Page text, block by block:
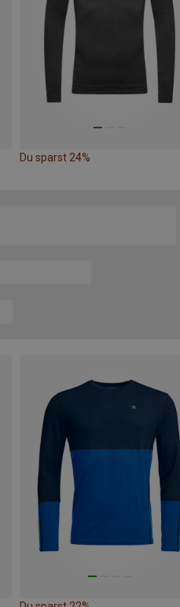
Du sparst 24%